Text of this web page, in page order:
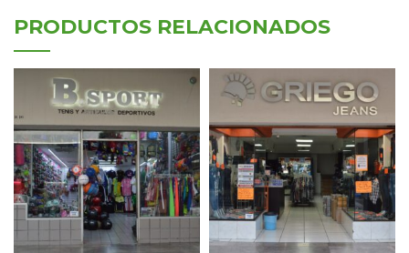
PRODUCTOS RELACIONADOS